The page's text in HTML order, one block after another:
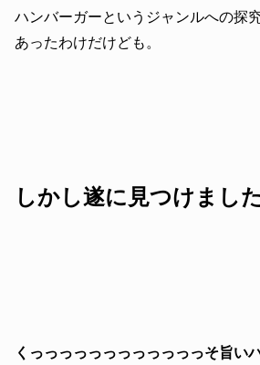
ハンバーガーというジャンルへの探
あったわけだけども。
しかし遂に見つけました
くっっっっっっっっっっっっそ旨い